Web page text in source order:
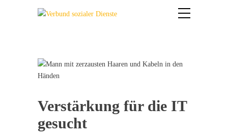
Verstärkung für die IT
gesucht